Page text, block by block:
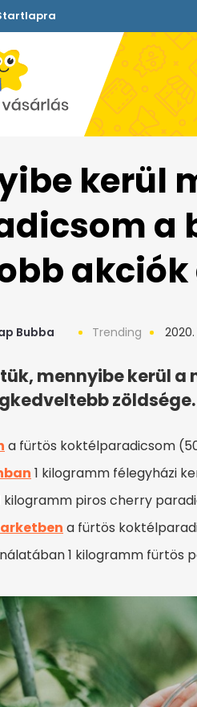
kerül
a
akciók
Bubba Trending
mennyibe kerül
zöldsége.
a fürtös koktélparadicsom
1 kilogramm félegyházi
kilogramm piros cherry
a fürtös
1 kilogramm fürtös